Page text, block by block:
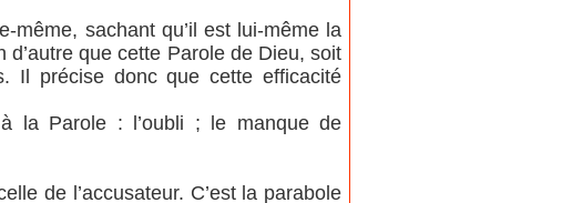
même, sachant qu’il est lui-même la
que cette Parole de Dieu, soit
Il précise donc que cette efficacité
la Parole : l’oubli ; le manque de
de l’accusateur. C’est la parabole